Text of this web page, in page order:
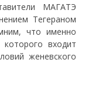
МАГАТЭ
Тегераном
что именно
входит
женевского